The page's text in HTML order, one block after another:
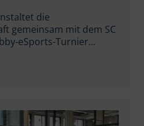
die
gemeinsam mit dem SC
eSports-Turnier…